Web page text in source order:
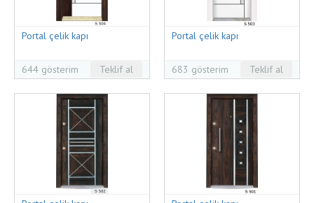
Portal çelik kapı
644 gösterim Teklif al
Portal çelik kapı
683 gösterim Teklif al